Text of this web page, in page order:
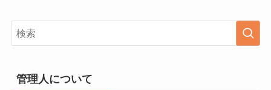
管理人について